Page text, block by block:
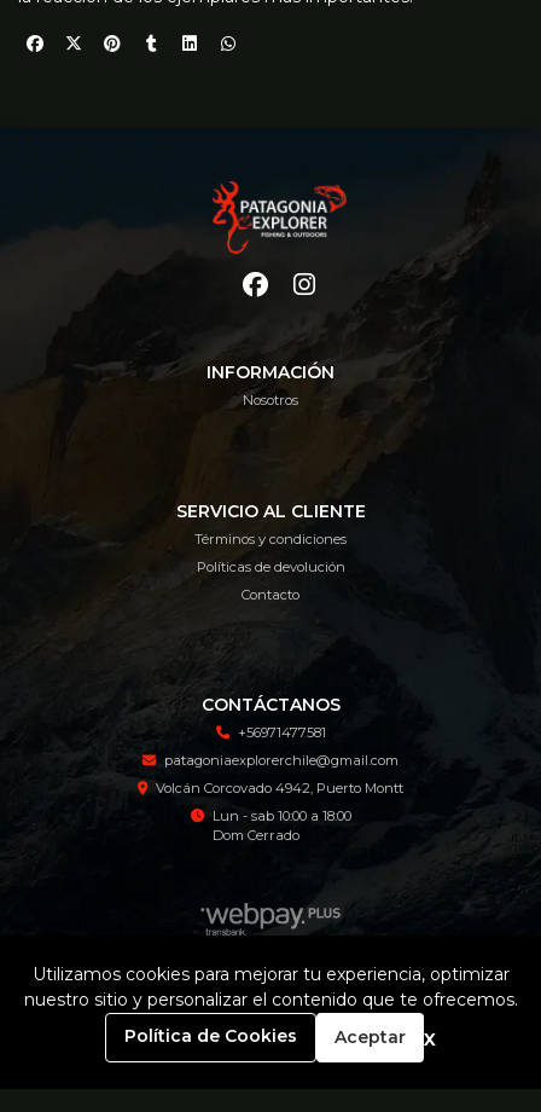
INFORMACIÓN
Nosotros
SERVICIO AL CLIENTE
Términos y condiciones
Políticas de devolución
Contacto
CONTÁCTANOS
+56971477581
patagoniaexplorerchile@gmail.com
Volcán Corcovado 4942, Puerto Montt
Lun - sab 10:00 a 18:00
Dom Cerrado
Patagonia Explorer Tienda Online © 2026
¿Te gusta mi tienda? Yo vendo con
Bsale
0
Utilizamos cookies para mejorar tu experiencia, optimizar
nuestro sitio y personalizar el contenido que te ofrecemos.
Política de Cookies
Aceptar x